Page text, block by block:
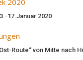
17.Januar 2020
Route“ von Mitte nach